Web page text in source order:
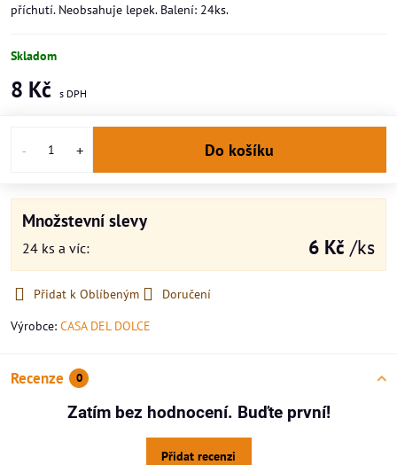
příchutí. Neobsahuje lepek. Balení: 24ks.
Skladom
8 Kč
Do košíku
Množstevní slevy
24 ks a víc: 6 Kč /ks
Přidat k Oblíbeným
Doručení
Výrobce: CASA DEL DOLCE
Recenze 0
Zatím bez hodnocení. Buďte první!
Přidat recenzi